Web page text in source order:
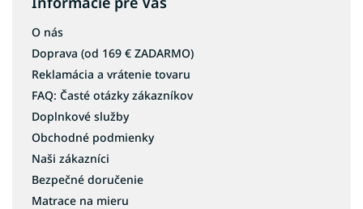
O nás
Doprava (od 169 € ZADARMO)
Reklamácia a vrátenie tovaru
FAQ: Časté otázky zákazníkov
Doplnkové služby
Obchodné podmienky
Naši zákazníci
Bezpečné doručenie
Matrace na mieru